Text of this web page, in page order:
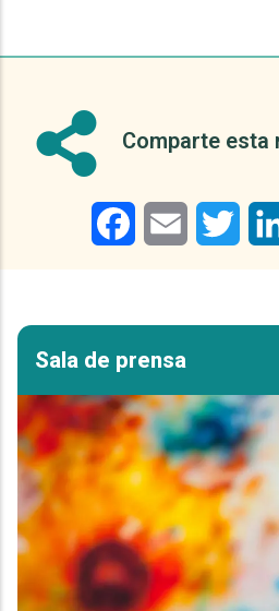
Comparte esta
FacebookEmail
Sala de prensa